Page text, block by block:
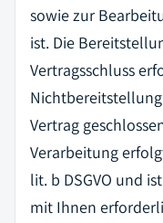
sowie zur
ist. Die
Vertragsschluss
Vertrag
Verarbeitung
lit. b DSGVO und
mit Ihnen